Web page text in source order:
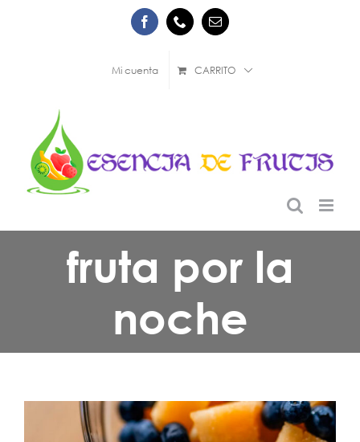
FacebookPhone Correo
electrónico
Mi cuenta CARRITO
fruta por la
noche